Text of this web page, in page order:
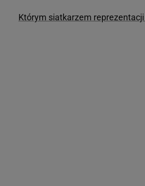
Którym siatkarzem reprezentacji